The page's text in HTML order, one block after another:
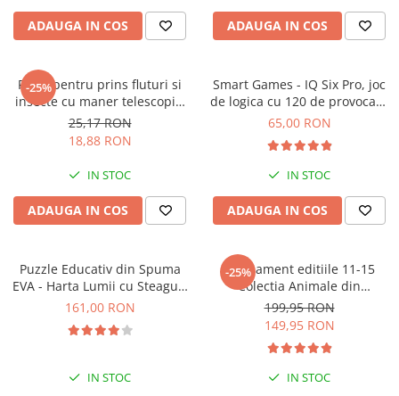
ADAUGA IN COS ADAUGA IN COS
-25%
Plasa pentru prins fluturi si
insecte cu maner telescopic,
Keycraft, +6 ani
25,17 RON
18,88 RON
IN STOC
ADAUGA IN COS
Smart Games - IQ Six Pro, joc
de logica cu 120 de provocari,
8+ ani
65,00 RON
IN STOC
ADAUGA IN COS
Puzzle Educativ din Spuma
EVA - Harta Lumii cu Steaguri
si Capitale, Imagimake, 5 ani+
161,00 RON
IN STOC
-25%
Abonament editiile 11-15
Colectia Animale din
salbaticie
199,95 RON
149,95 RON
IN STOC